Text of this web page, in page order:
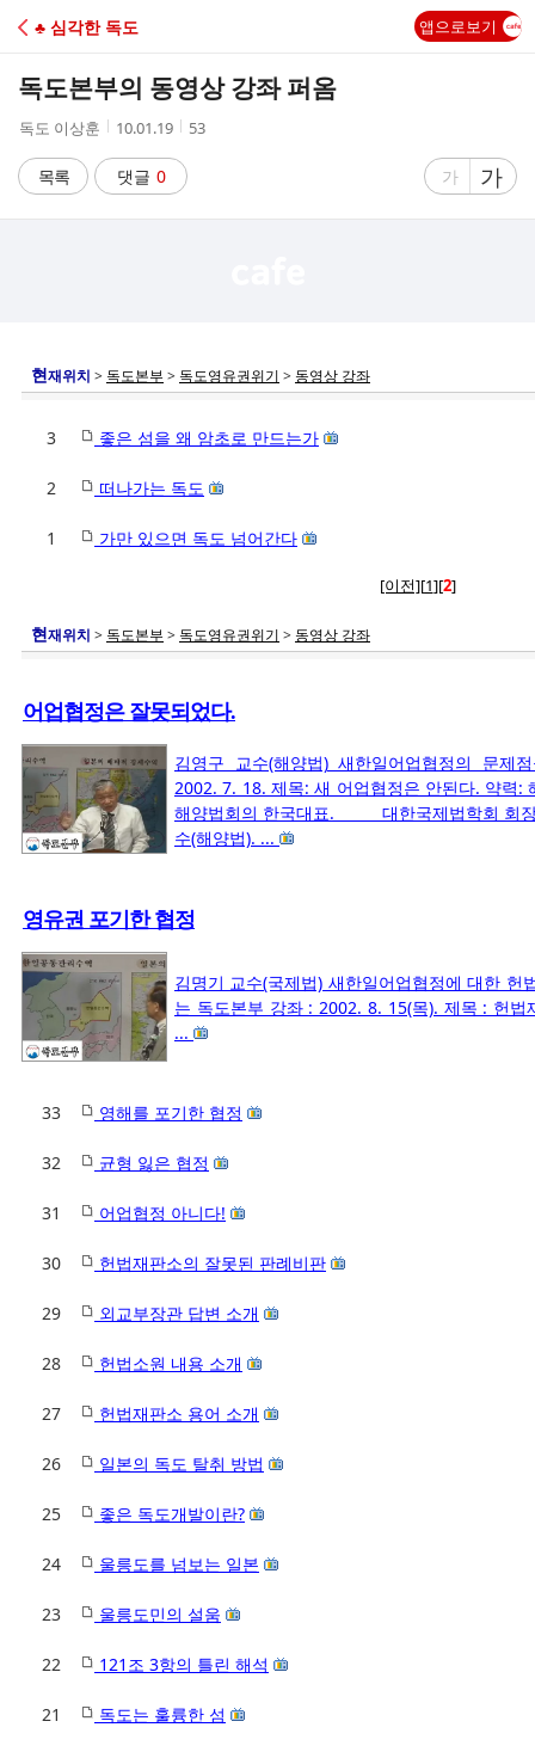
C
♣ 심각한 독도 앱으로보기
독도본부의 동영상 강좌 퍼옴
작
자
독도 이상훈
작
시
간
10.01.19
조
53
목록 댓글 0
글
가
글
자
가
현재위치 > 독도본부 > 독도영유권위기 > 동영상 강좌
3 좋은 섬을 왜 암초로 만드는가
2 떠나가는 독도
1 가만 있으면 독도 넘어간다
[이전][1][2]
현재위치 > 독도본부 > 독도영유권위기 > 동영상 강좌
어업협정은 잘못되었다.
김영구 교수(해양법) 새한일어업협정의 문
2002. 7. 18. 제목: 새 어업협정은 안된다.
해양법회의 한국대표. 대한국제법학회
수(해양법). ...
영유권 포기한 협정
김명기 교수(국제법) 새한일어업협정에 대한 헌
는 독도본부 강좌 : 2002. 8. 15(목). 제목 :
...
33 영해를 포기한 협정
32 균형 잃은 협정
31 어업협정 아니다!
30 헌법재판소의 잘못된 판례비판
29 외교부장관 답변 소개
28 헌법소원 내용 소개
27 헌법재판소 용어 소개
26 일본의 독도 탈취 방법
25 좋은 독도개발이란?
24 울릉도를 넘보는 일본
23 울릉도민의 설움
22 121조 3항의 틀린 해석
21 독도는 훌륭한 섬